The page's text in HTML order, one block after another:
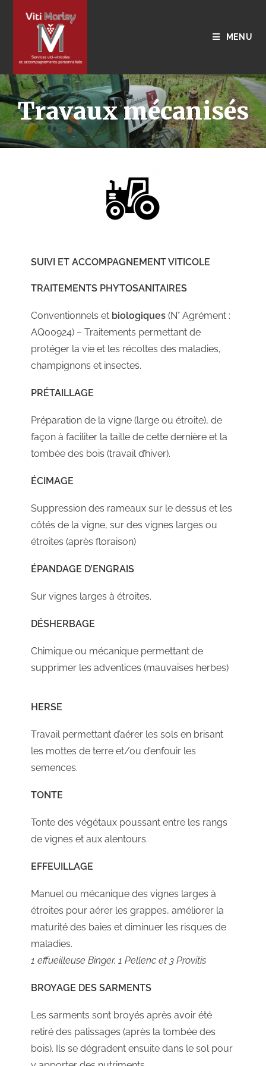
MENU
Travaux mécanisés
SUIVI ET ACCOMPAGNEMENT VITICOLE
TRAITEMENTS PHYTOSANITAIRES
Conventionnels et biologiques (N° Agrément :
AQ00924) – Traitements permettant de
protéger la vie et les récoltes des maladies,
champignons et insectes.
PRÉTAILLAGE
Préparation de la vigne (large ou étroite), de
façon à faciliter la taille de cette dernière et la
tombée des bois (travail d’hiver).
ÉCIMAGE
Suppression des rameaux sur le dessus et les
côtés de la vigne, sur des vignes larges ou
étroites (après floraison)
ÉPANDAGE D’ENGRAIS
Sur vignes larges à étroites.
DÉSHERBAGE
Chimique ou mécanique permettant de
supprimer les adventices (mauvaises herbes)
HERSE
Travail permettant d’aérer les sols en brisant
les mottes de terre et/ou d’enfouir les
semences.
TONTE
Tonte des végétaux poussant entre les rangs
de vignes et aux alentours.
EFFEUILLAGE
Manuel ou mécanique des vignes larges à
étroites pour aérer les grappes, améliorer la
maturité des baies et diminuer les risques de
maladies.
1 effueilleuse Binger, 1 Pellenc et 3 Provitis
BROYAGE DES SARMENTS
Les sarments sont broyés après avoir été
retiré des palissages (après la tombée des
bois). Ils se dégradent ensuite dans le sol pour